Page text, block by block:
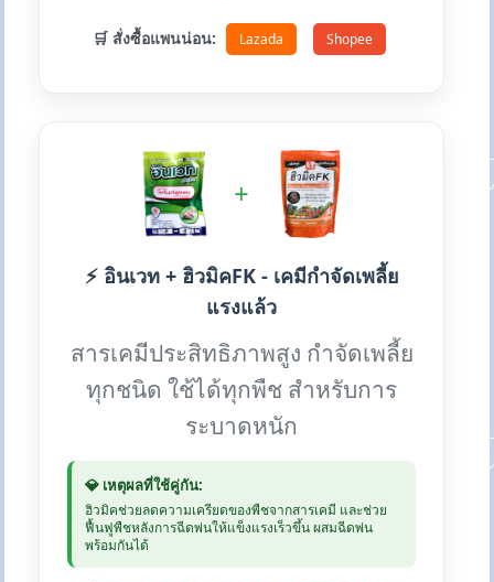
🛒 สั่งซื้อแพนน่อน: Lazada Shopee
+
⚡ อินเวท + ฮิวมิคFK - เคมีกำจัดเพลี้ย
แรงแล้ว
สารเคมีประสิทธิภาพสูง กำจัดเพลี้ย
ทุกชนิด ใช้ได้ทุกพืช สำหรับการ
ระบาดหนัก
💎 เหตุผลที่ใช้คู่กัน:
ฮิวมิคช่วยลดความเครียดของพืชจากสารเคมี และช่วย
ฟื้นฟูพืชหลังการฉีดพ่นให้แข็งแรงเร็วขึ้น ผสมฉีดพ่น
พร้อมกันได้